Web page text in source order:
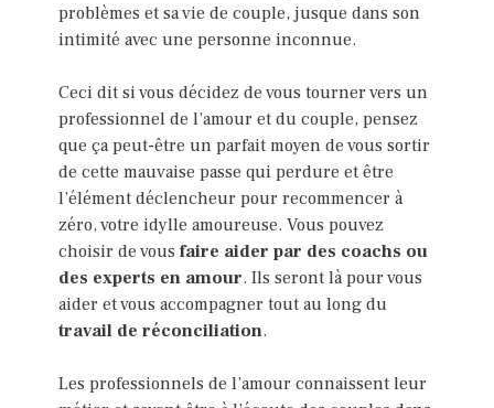
problèmes et sa vie de couple, jusque dans son
intimité avec une personne inconnue.
Ceci dit si vous décidez de vous tourner vers un
professionnel de l’amour et du couple, pensez
que ça peut-être un parfait moyen de vous sortir
de cette mauvaise passe qui perdure et être
l’élément déclencheur pour recommencer à
zéro, votre idylle amoureuse. Vous pouvez
choisir de vous faire aider par des coachs ou
des experts en amour. Ils seront là pour vous
aider et vous accompagner tout au long du
travail de réconciliation.
Les professionnels de l’amour connaissent leur